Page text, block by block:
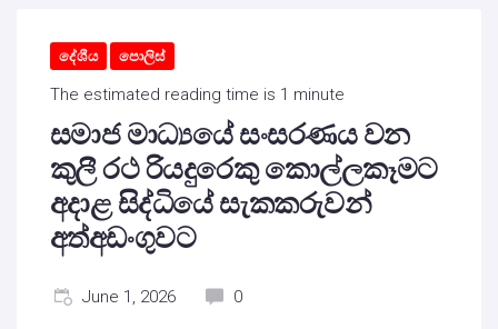
දේශීය පොලිස්
The estimated reading time is 1 minute
සමාජ මාධ්‍යයේ සංසරණය වන
කුලී රථ රියදුරෙකු කොල්ලකෑමට
අදාළ සිද්ධියේ සැකකරුවන්
අත්අඩංගුවට
June 1, 2026 0